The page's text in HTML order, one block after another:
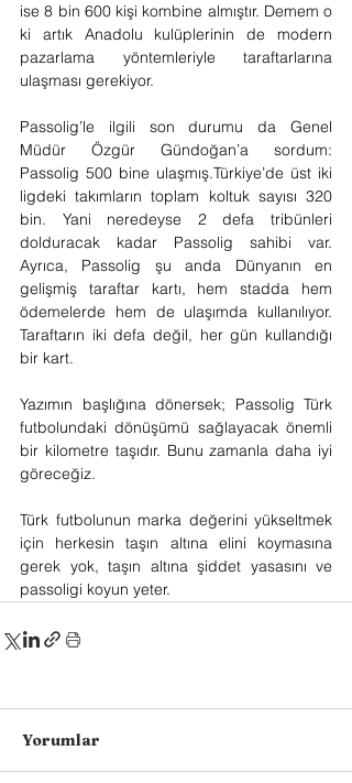
ise 8 bin 600 kişi kombine almıştır. Demem o
ki artık Anadolu kulüplerinin de modern
pazarlama yöntemleriyle taraftarlarına
ulaşması gerekiyor.
Passolig’le ilgili son durumu da Genel
Müdür Özgür Gündoğan’a sordum:
Passolig 500 bine ulaşmış.Türkiye’de üst iki
ligdeki takımların toplam koltuk sayısı 320
bin. Yani neredeyse 2 defa tribünleri
dolduracak kadar Passolig sahibi var.
Ayrıca, Passolig şu anda Dünyanın en
gelişmiş taraftar kartı, hem stadda hem
ödemelerde hem de ulaşımda kullanılıyor.
Taraftarın iki defa değil, her gün kullandığı
bir kart.
Yazımın başlığına dönersek; Passolig Türk
futbolundaki dönüşümü sağlayacak önemli
bir kilometre taşıdır. Bunu zamanla daha iyi
göreceğiz.
Türk futbolunun marka değerini yükseltmek
için herkesin taşın altına elini koymasına
gerek yok, taşın altına şiddet yasasını ve
passoligi koyun yeter.
Yorumlar